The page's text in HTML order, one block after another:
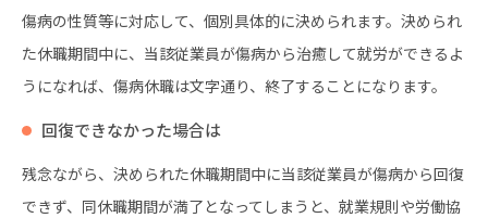
傷病の性質等に対応して、個別具体的に決められます。決められ
た休職期間中に、当該従業員が傷病から治癒して就労ができるよ
うになれば、傷病休職は文字通り、終了することになります。
回復できなかった場合は
残念ながら、決められた休職期間中に当該従業員が傷病から回復
できず、同休職期間が満了となってしまうと、就業規則や労働協